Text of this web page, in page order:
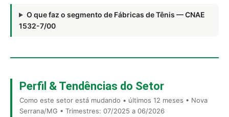
O que faz o segmento de Fábricas de Tênis — CNAE
1532-7/00
Perfil & Tendências do Setor
Como este setor está mudando • últimos 12 meses • Nova
Serrana/MG • Trimestres: 07/2025 a 06/2026